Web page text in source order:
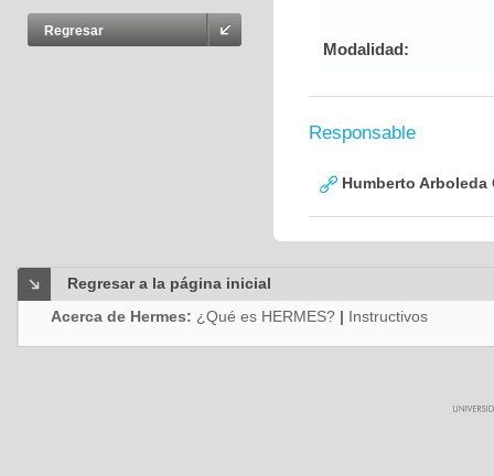
Regresar
Modalidad:
Responsable
Humberto Arboleda
Regresar a la página inicial
Acerca de Hermes: ¿Qué es HERMES? | Instructivos